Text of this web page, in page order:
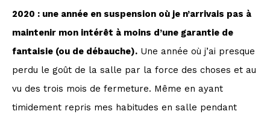
2020 : une année en suspension où je n’arrivais pas à
maintenir mon intérêt à moins d’une garantie de
fantaisie (ou de débauche). Une année où j’ai presque
perdu le goût de la salle par la force des choses et au
vu des trois mois de fermeture. Même en ayant
timidement repris mes habitudes en salle pendant